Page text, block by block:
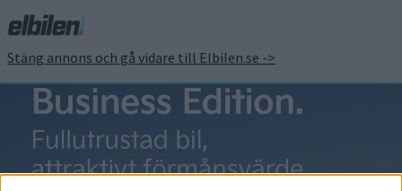
Stäng annons och gå vidare till Elbilen.se ->
Volkswagen ID
Polo